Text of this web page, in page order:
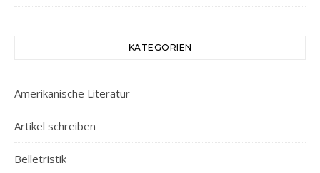
KATEGORIEN
Amerikanische Literatur
Artikel schreiben
Belletristik